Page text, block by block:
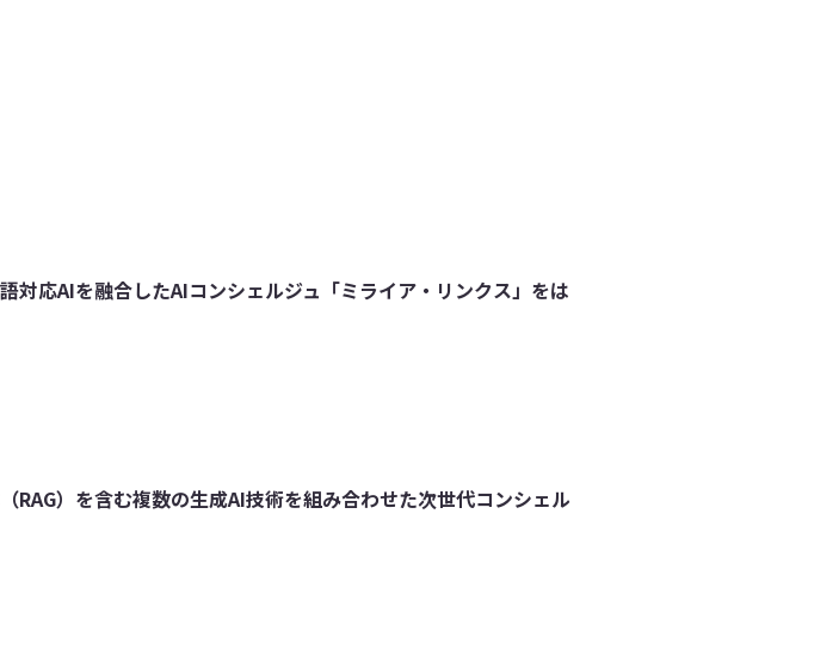
対応AIを融合したAIコンシェルジュ「ミライア・リンクス」をは
）を含む複数の生成AI技術を組み合わせた次世代コンシェル